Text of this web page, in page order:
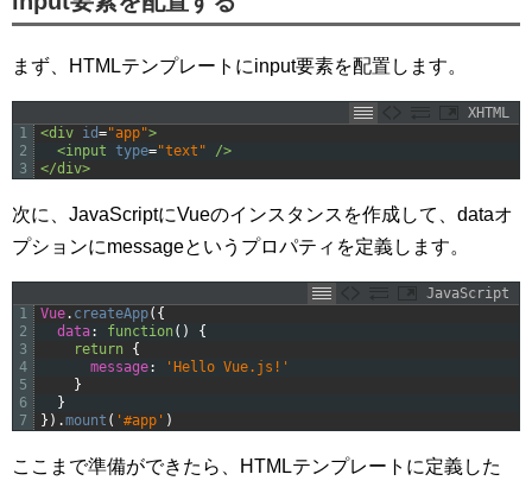
まず、HTMLテンプレートにinput要素を配置します。
XHTML
1
2
3
<div id="app">
<input type="text" />
</div>
次に、JavaScriptにVueのインスタンスを作成して、dataオ
プションにmessageというプロパティを定義します。
JavaScript
1
2
3
4
5
6
7
Vue. createApp( {
data: function ( )
{
return
{
message:
'Hello Vue.js!'
}
}
} ) .mount ( '#app' )
ここまで準備ができたら、HTMLテンプレートに定義した